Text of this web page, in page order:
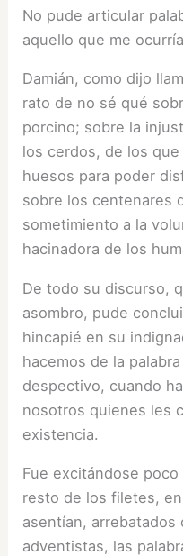
No pude articular
aquello que me
Damián, como dijo
rato de no sé qué
porcino; sobre la
los cerdos, de los
huesos para poder
sobre los centenares
sometimiento a la
hacinadora de los
De todo su discurso,
asombro, pude
hincapié en su
hacemos de la
despectivo, cuando
nosotros quienes les
existencia.
Fue excitándose
resto de los filetes,
asentían, arrebatados
adventistas, las